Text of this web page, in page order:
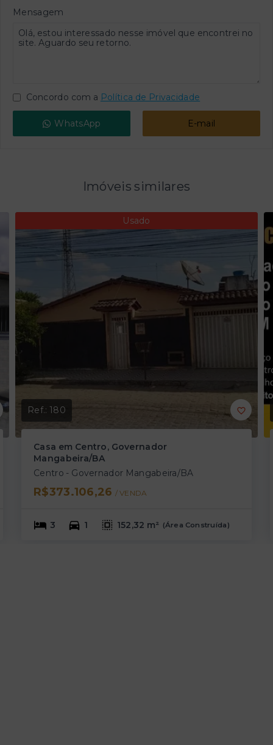
Mensagem
Concordo com a Política de Privacidade
WhatsApp E-mail
Imóveis similares
Usado
Ref.:180
Casa em Centro, Governador
Mangabeira/BA
Centro - Governador Mangabeira/BA
R$373.106,26 / VENDA
3 1 152,32 m² (Área Construída)